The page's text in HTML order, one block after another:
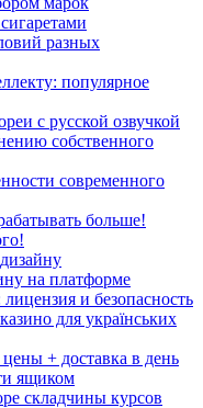
разных
популярное
с русской озвучкой
собственного
современного
больше!
на платформе
и безопасность
для українських
+ доставка в день
ящиком
складчины курсов